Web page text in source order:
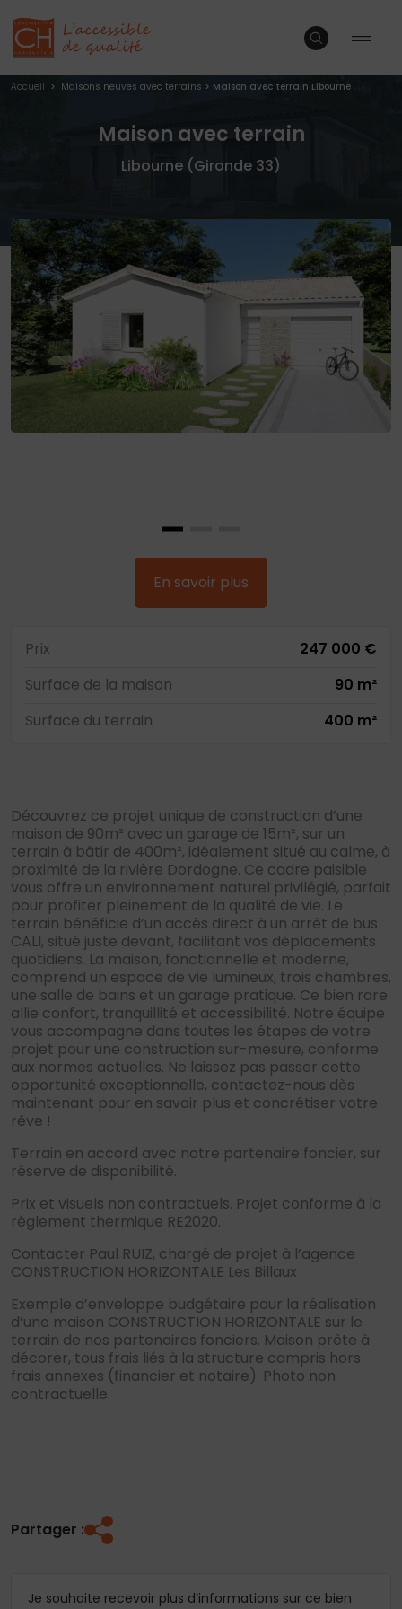
Accueil > Maisons neuves avec terrains > Maison avec terrain Libourne
Maison avec terrain
Libourne (Gironde 33)
En savoir plus
Prix
247 000 €
Surface de la maison
90 m²
Surface du terrain
400 m²
Découvrez ce projet unique de construction d’une
maison de 90m² avec un garage de 15m², sur un
terrain à bâtir de 400m², idéalement situé au calme, à
proximité de la rivière Dordogne. Ce cadre paisible
vous offre un environnement naturel privilégié, parfait
pour profiter pleinement de la qualité de vie. Le
terrain bénéficie d’un accès direct à un arrêt de bus
CALI, situé juste devant, facilitant vos déplacements
quotidiens. La maison, fonctionnelle et moderne,
comprend un espace de vie lumineux, trois chambres,
une salle de bains et un garage pratique. Ce bien rare
allie confort, tranquillité et accessibilité. Notre équipe
vous accompagne dans toutes les étapes de votre
projet pour une construction sur-mesure, conforme
aux normes actuelles. Ne laissez pas passer cette
opportunité exceptionnelle, contactez-nous dès
maintenant pour en savoir plus et concrétiser votre
rêve !
Terrain en accord avec notre partenaire foncier, sur
réserve de disponibilité.
Prix et visuels non contractuels. Projet conforme à la
règlement thermique RE2020.
Contacter Paul RUIZ, chargé de projet à l’agence
CONSTRUCTION HORIZONTALE Les Billaux
Exemple d’enveloppe budgétaire pour la réalisation
d’une maison CONSTRUCTION HORIZONTALE sur le
terrain de nos partenaires fonciers. Maison prête à
décorer, tous frais liés à la structure compris hors
frais annexes (financier et notaire). Photo non
contractuelle.
Partager :
Je souhaite recevoir plus d’informations sur ce bien